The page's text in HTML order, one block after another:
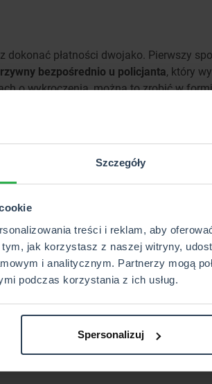
Szczegóły
treści i reklam, aby
jak korzystasz z naszej witryny,
i analitycznym. Partnerzy mogą
podczas korzystania z ich usług.
Spersonalizuj
płatności dwojako. Pierwszy
bezpośrednio u policjanta, który
o wykroczenia, można to zrobić w
instrumentu płatniczego.
tego zarówno tradycyjnie, udając się
tym bardziej że w niektórych bankach
Bankowość elektroniczna oferuje
jako rodzaj przelewu „Płatność za
do Urzędu Skarbowego”, a następnie
i uzupełnij go, jeśli pole nie zostało